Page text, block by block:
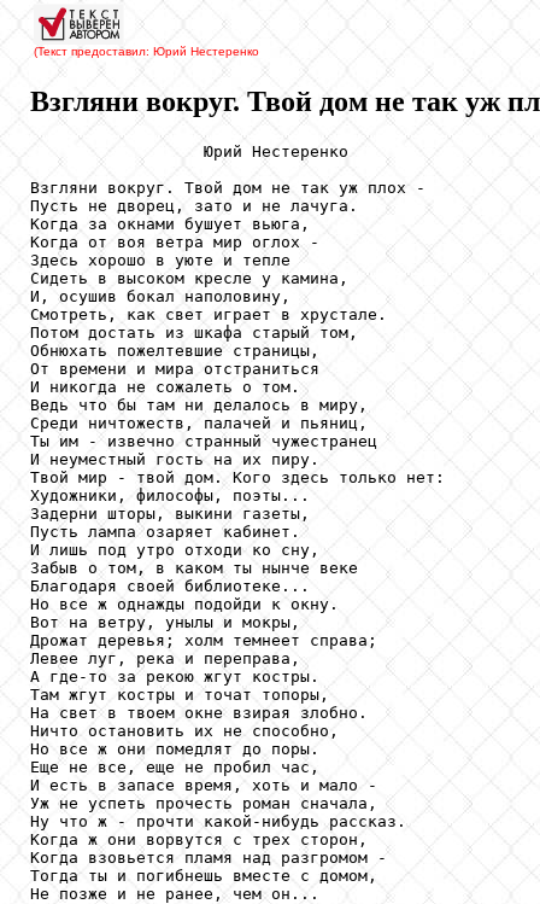
(Текст предоставил: Юрий Нестеренко
Взгляни вокруг. Твой дом не так уж
                  Юрий Нестеренко
Взгляни вокруг. Твой дом не так уж плох -
Пусть не дворец, зато и не лачуга.
Когда за окнами бушует вьюга,
Когда от воя ветра мир оглох -
Здесь хорошо в уюте и тепле
Сидеть в высоком кресле у камина,
И, осушив бокал наполовину,
Смотреть, как свет играет в хрустале.
Потом достать из шкафа старый том,
Обнюхать пожелтевшие страницы,
От времени и мира отстраниться
И никогда не сожалеть о том.
Ведь что бы там ни делалось в миру,
Среди ничтожеств, палачей и пьяниц,
Ты им - извечно странный чужестранец
И неуместный гость на их пиру.
Твой мир - твой дом. Кого здесь только нет:
Художники, философы, поэты...
Задерни шторы, выкини газеты,
Пусть лампа озаряет кабинет.
И лишь под утро отходи ко сну,
Забыв о том, в каком ты нынче веке
Благодаря своей библиотеке...
Но все ж однажды подойди к окну.
Вот на ветру, унылы и мокры,
Дрожат деревья; холм темнеет справа;
Левее луг, река и переправа,
А где-то за рекою жгут костры.
Там жгут костры и точат топоры,
На свет в твоем окне взирая злобно.
Ничто остановить их не способно,
Но все ж они помедлят до поры.
Еще не все, еще не пробил час,
И есть в запасе время, хоть и мало -
Уж не успеть прочесть роман сначала,
Ну что ж - прочти какой-нибудь рассказ.
Когда ж они ворвутся с трех сторон,
Когда взовьется пламя над разгромом -
Тогда ты и погибнешь вместе с домом,
Не позже и не ранее, чем он...